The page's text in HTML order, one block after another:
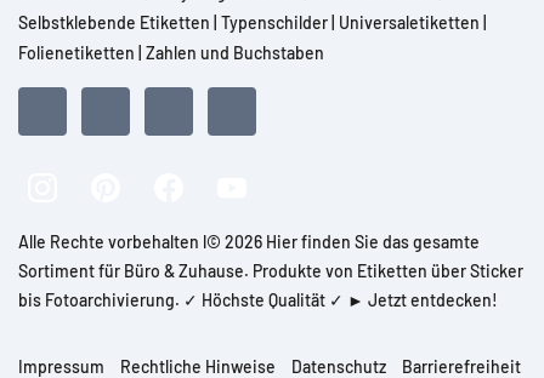
Selbstklebende Etiketten Typenschilder Universaletiketten
Folienetiketten Zahlen und Buchstaben
Alle Rechte vorbehalten l© 2026 Hier finden Sie das gesamte
Sortiment für Büro & Zuhause. Produkte von Etiketten über Sticker
bis Fotoarchivierung. ✓ Höchste Qualität ✓ ► Jetzt entdecken!
Impressum Rechtliche Hinweise Datenschutz Barrierefreiheit